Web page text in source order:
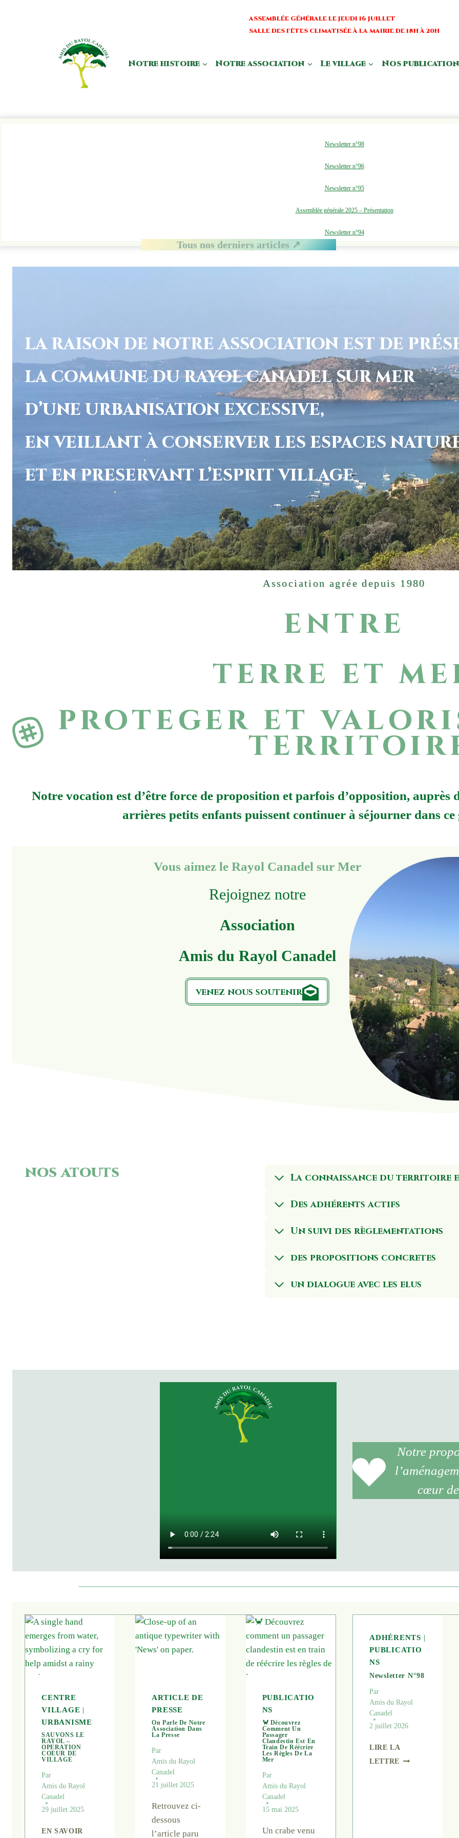
ASSEMBLÉE GÉNÉRALE LE JEUDI 16 JUILLET
SALLE DES FÊTES CLIMATISÉE À LA MAIRIE DE 18H À 20H
Notre histoire Notre association Le village Nos
Newsletter n°98
Newsletter n°96
Newsletter n°95
Assemblée générale 2025 – Présentation
Newsletter n°94
Tous nos derniers articles ↗
LA RAISON DE NOTRE ASSOCIATION EST DE
LA COMMUNE DU RAYOL CANADEL SUR MER
D’UNE URBANISATION EXCESSIVE,
EN VEILLANT À CONSERVER LES ESPACES
ET EN PRESERVANT L’ESPRIT VILLAGE
Association agrée depuis 1980
entre
terre et
proteger et
Notre vocation est d’être force de proposition et parfois d’opposition, auprès
arrières petits enfants puissent continuer à séjourner dans
Vous aimez le Rayol Canadel sur Mer
Rejoignez notre
Association
Amis du Rayol Canadel
venez nous soutenir
nos atouts La connaissance du territoire
Des adhérents actifs
Un suivi des règlementations
des propositions concretes
un dialogue avec les elus
Notre
cœur
CENTRE
VILLAGE |
URBANISME
SAUVONS LE
RAYOL –
OPERATION
COEUR DE
VILLAGE
Par
Amis du Rayol
Canadel
29 juillet 2025
EN SAVOIR
ARTICLE DE
PRESSE
On Parle De Notre
Association Dans
La Presse
Par
Amis du Rayol
Canadel
21 juillet 2025
Retrouvez ci-
dessous
l’article paru
PUBLICATIO
NS
🦀 Découvrez
Comment Un
Passager
Clandestin Est En
Train De Réécrire
Les Règles De La
Mer
Par
Amis du Rayol
Canadel
15 mai 2025
Un crabe venu
ADHÉRENTS |
PUBLICATIO
NS
Newsletter N°98
Par
Amis du Rayol
Canadel
2 juillet 2026
LIRE LA
LETTRE